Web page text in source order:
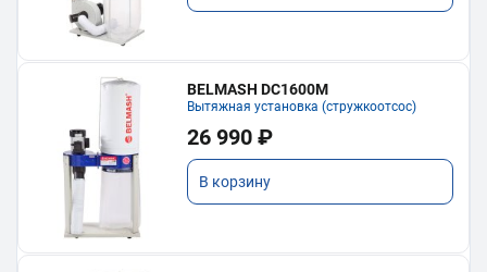
BELMASH DC1600M
Вытяжная установка (стружкоотсос)
26 990 ₽
В корзину